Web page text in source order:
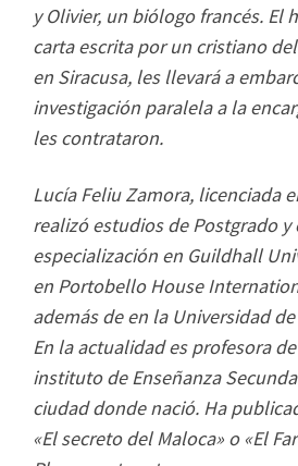
y Olivier, un biólogo francés. El
carta escrita por un cristiano
en Siracusa, les llevará a
investigación paralela a la
les contrataron.
Lucía Feliu Zamora, licenciada
realizó estudios de Postgrado y
especialización en Guildhall
en Portobello House
además de en la Universidad
En la actualidad es profesora
instituto de Enseñanza
ciudad donde nació. Ha
«El secreto del Maloca» o «El